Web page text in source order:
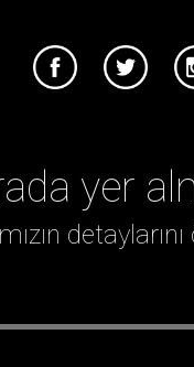
yer